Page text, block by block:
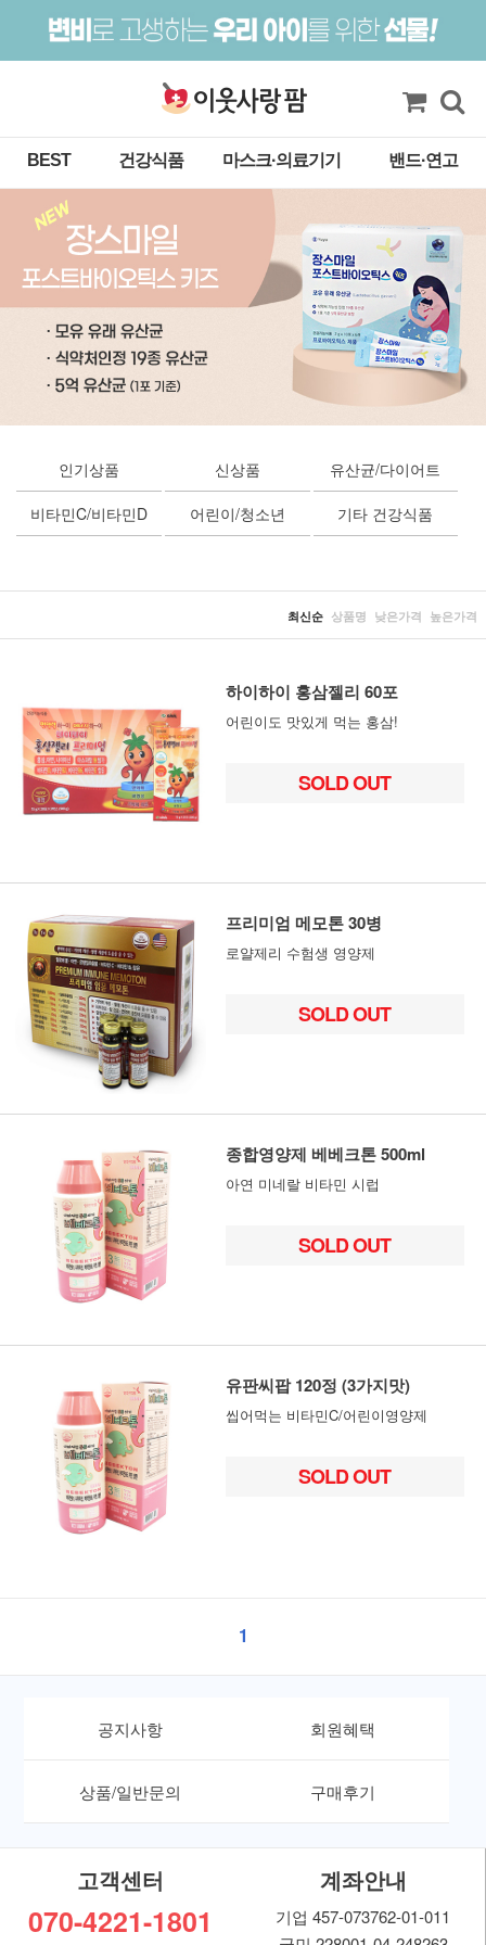
BEST 건강식품 마스크·의료기기 밴드·연고
인기상품 신상품 유산균/다이어트
비타민C/비타민D 어린이/청소년 기타 건강식품
최신순 상품명 낮은가격 높은가격
하이하이 홍삼젤리 60포
어린이도 맛있게 먹는 홍삼!
SOLD OUT
프리미엄 메모톤 30병
로얄제리 수험생 영양제
SOLD OUT
종합영양제 베베크톤 500ml
아연 미네랄 비타민 시럽
SOLD OUT
유판씨팝 120정 (3가지맛)
씹어먹는 비타민C/어린이영양제
SOLD OUT
1
공지사항 회원혜택
상품/일반문의 구매후기
고객센터
070-4221-1801
계좌안내
기업 457-073762-01-011